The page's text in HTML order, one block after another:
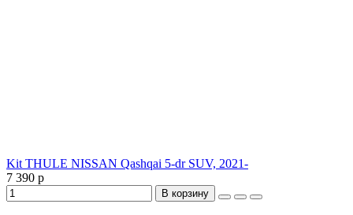
Kit THULE NISSAN Qashqai 5-dr SUV, 2021-
7 390 р
В корзину